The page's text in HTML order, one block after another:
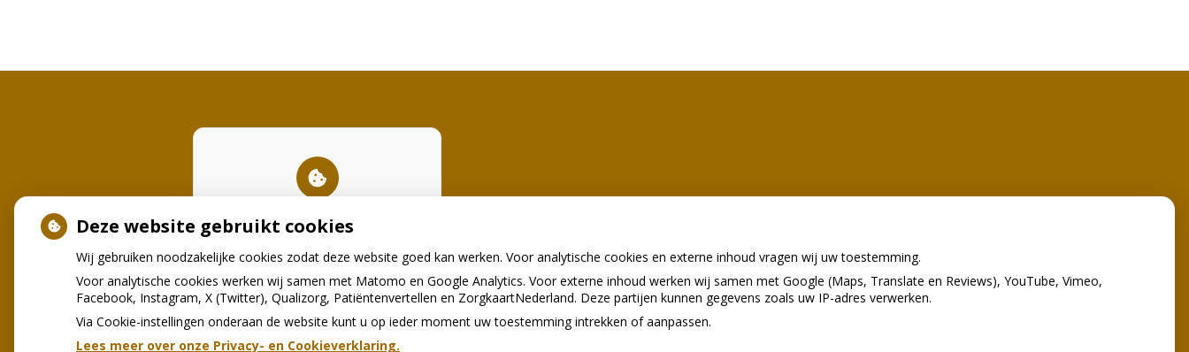
gegeven voorexterne inhoud
Cookie-instellingen wijzigen
Deze website gebruikt cookies
Wij gebruiken noodzakelijke cookies zodat deze website goed kan werken. Voor analytische cookies en externe inhoud vragen wij uw toestemming.
Voor analytische cookies werken wij samen met Matomo en Google Analytics. Voor externe inhoud werken wij samen met Google (Maps, Translate en Reviews), YouTube, Vimeo,
Facebook, Instagram, X (Twitter), Qualizorg, Patiëntenvertellen en ZorgkaartNederland. Deze partijen kunnen gegevens zoals uw IP-adres verwerken.
Via Cookie-instellingen onderaan de website kunt u op ieder moment uw toestemming intrekken of aanpassen.
Lees meer over onze Privacy- en Cookieverklaring.